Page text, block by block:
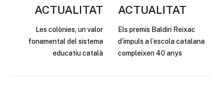
ACTUALITAT
Les colònies, un valor
fonamental del sistema
educatiu català
ACTUALITAT
Els premis Baldiri Reixac
d’impuls a l’escola catalana
compleixen 40 anys